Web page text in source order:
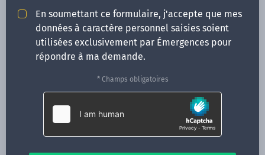
En soumettant ce formulaire, j'accepte que mes
données à caractère personnel saisies soient
utilisées exclusivement par Émergences pour
répondre à ma demande.
* Champs obligatoires
INFOS PRATIQUES
Qui sommes-nous ?
CONTACT
35000 Rennes
02 99 05 25 47
Contactez-nous